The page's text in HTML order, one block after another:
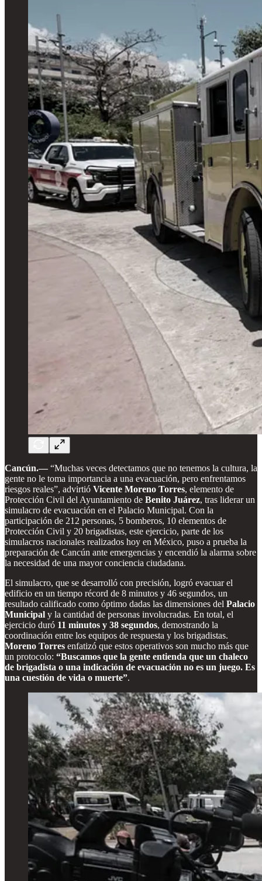
Cancún.—“Muchas veces detectamos que no tenemos la cultura, la
gente no le toma importancia a una evacuación, pero enfrentamos
riesgos reales”, advirtió Vicente Moreno Torres, elemento de
Protección Civil del Ayuntamiento de Benito Juárez, tras liderar un
simulacro de evacuación en el Palacio Municipal. Con la
participación de 212 personas, 5 bomberos, 10 elementos de
Protección Civil y 20 brigadistas, este ejercicio, parte de los
simulacros nacionales realizados hoy en México, puso a prueba la
preparación de Cancún ante emergencias y encendió la alarma sobre
la necesidad de una mayor conciencia ciudadana.
El simulacro, que se desarrolló con precisión, logró evacuar el
edificio en un tiempo récord de 8 minutos y 46 segundos, un
resultado calificado como óptimo dadas las dimensiones del Palacio
Municipal y la cantidad de personas involucradas. En total, el
ejercicio duró 11 minutos y 38 segundos, demostrando la
coordinación entre los equipos de respuesta y los brigadistas.
Moreno Torres enfatizó que estos operativos son mucho más que
un protocolo: “Buscamos que la gente entienda que un chaleco
de brigadista o una indicación de evacuación no es un juego. Es
una cuestión de vida o muerte”.